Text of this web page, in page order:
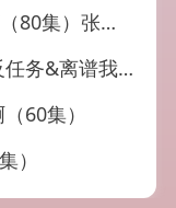
渊元&孙同钰
相反任务（30集）AI短剧
60集）
）